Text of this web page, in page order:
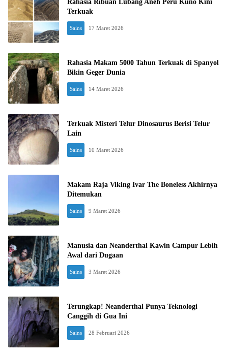
Rahasia Ribuan Lubang Aneh Peru Kuno Kini
Terkuak
Sains 17 Maret 2026
Rahasia Makam 5000 Tahun Terkuak di Spanyol
Bikin Geger Dunia
Sains 14 Maret 2026
Terkuak Misteri Telur Dinosaurus Berisi Telur
Lain
Sains 10 Maret 2026
Makam Raja Viking Ivar The Boneless Akhirnya
Ditemukan
Sains 9 Maret 2026
Manusia dan Neanderthal Kawin Campur Lebih
Awal dari Dugaan
Sains 3 Maret 2026
Terungkap! Neanderthal Punya Teknologi
Canggih di Gua Ini
Sains 28 Februari 2026